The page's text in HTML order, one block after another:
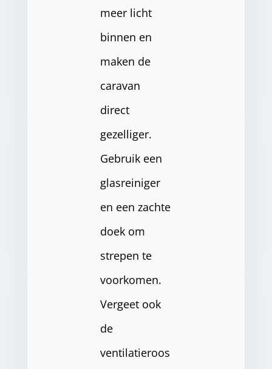
meer licht
binnen en
maken de
caravan
direct
gezelliger.
Gebruik een
glasreiniger
en een zachte
doek om
strepen te
voorkomen.
Vergeet ook
de
ventilatieroos